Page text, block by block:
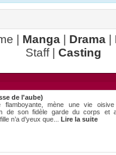
| Manga| Drama|
Staff | Casting
de l'aube)
flamboyante, mène une vie
de son fidèle garde du corps et
n’a d’yeux que... Lire la suite